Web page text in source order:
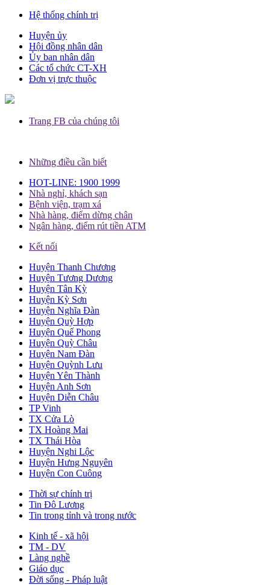
Hệ thống chính trị
Huyện ủy
Hội đồng nhân dân
Ủy ban nhân dân
Các tổ chức CT-XH
Đơn vị trực thuộc
Trang FB của chúng tôi
Những điều cần biết
HOT-LINE: 1900 1999
Nhà nghỉ, khách sạn
Bệnh viện, trạm xá
Nhà hàng, điểm dừng chân
Ngân hàng, điểm rút tiền ATM
Kết nối
Huyện Thanh Chương
Huyện Tương Dương
Huyện Tân Kỳ
Huyện Kỳ Sơn
Huyện Nghĩa Đàn
Huyện Quỳ Hợp
Huyện Quế Phong
Huyện Quỳ Châu
Huyện Nam Đàn
Huyện Quỳnh Lưu
Huyện Yên Thành
Huyện Anh Sơn
Huyện Diễn Châu
TP Vinh
TX Cửa Lò
TX Hoàng Mai
TX Thái Hòa
Huyện Nghi Lộc
Huyện Hưng Nguyên
Huyện Con Cuông
Thời sự chính trị
Tin Đô Lương
Tin trong tỉnh và trong nước
Kinh tế - xã hội
TM - DV
Làng nghề
Giáo dục
Đời sống - Pháp luật